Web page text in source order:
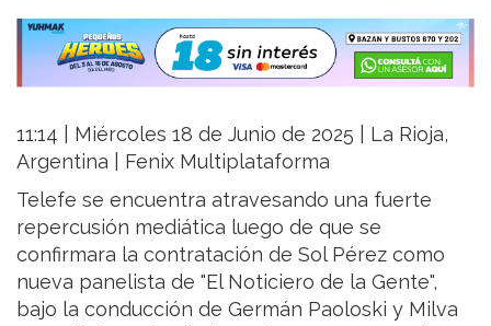
11:14 | Miércoles 18 de Junio de 2025 | La Rioja,
Argentina | Fenix Multiplataforma
Telefe se encuentra atravesando una fuerte
repercusión mediática luego de que se
confirmara la contratación de Sol Pérez como
nueva panelista de "El Noticiero de la Gente",
bajo la conducción de Germán Paoloski y Milva